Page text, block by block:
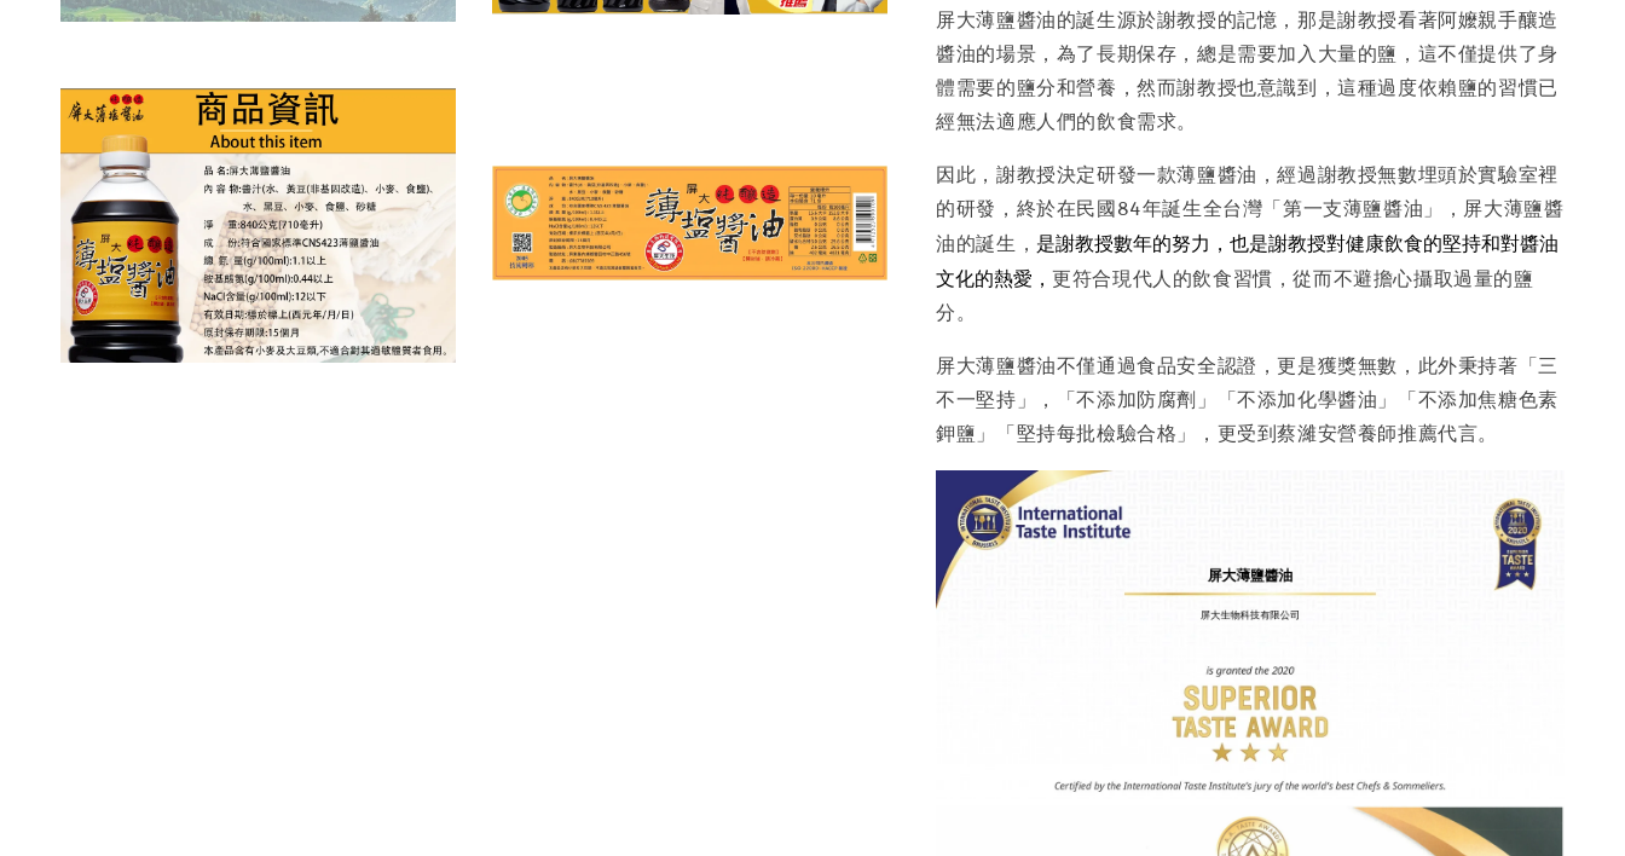
屏大薄鹽醬油的誕生源於謝教授的記憶，那是謝教授看著阿嬤親手釀造
醬油的場景，為了長期保存，總是需要加入大量的鹽，這不僅提供了身
體需要的鹽分和營養，然而謝教授也意識到，這種過度依賴鹽的習慣已
經無法適應人們的飲食需求。
因此，謝教授決定研發一款薄鹽醬油，經過謝教授無數埋頭於實驗室裡
的研發，終於在民國84年誕生全台灣「第一支薄鹽醬油」，屏大薄鹽醬
油的誕生， 是謝教授數年的努力，也是謝教授對健康飲食的堅持和對醬油
文化的熱愛，更符合現代人的飲食習慣，從而不避擔心攝取過量的鹽
分。
屏大薄鹽醬油不僅通過食品安全認證，更是獲獎無數，此外秉持著「三
不一堅持」，「不添加防腐劑」「不添加化學醬油」「不添加焦糖色素
鉀鹽」「堅持每批檢驗合格」，更受到蔡濰安營養師推薦代言。